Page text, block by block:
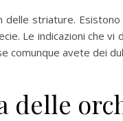
striature.
Le indicazioni che
comunque avete dei
delle